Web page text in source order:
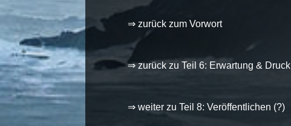
⇒ zurück zum Vorwort
⇒ zurück zu Teil 6: Erwartung & Druck
⇒ weiter zu Teil 8: Veröffentlichen (?)